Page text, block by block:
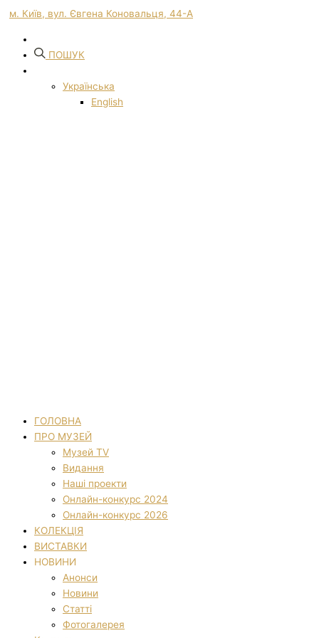
м. Київ, вул. Євгена Коновальця, 44-А
ПОШУК
Українська
English
ГОЛОВНА
ПРО МУЗЕЙ
Музей TV
Видання
Наші проекти
Онлайн-конкурс 2024
Онлайн-конкурс 2026
КОЛЕКЦІЯ
ВИСТАВКИ
НОВИНИ
Анонси
Новини
Статті
Фотогалерея